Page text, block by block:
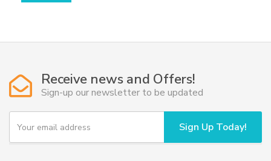
a
varianti.
possono
essere
scelte
nella
pagina
Receive news and Offers!
Sign-up our newsletter to be updated
Y
u
Sign Up Today!